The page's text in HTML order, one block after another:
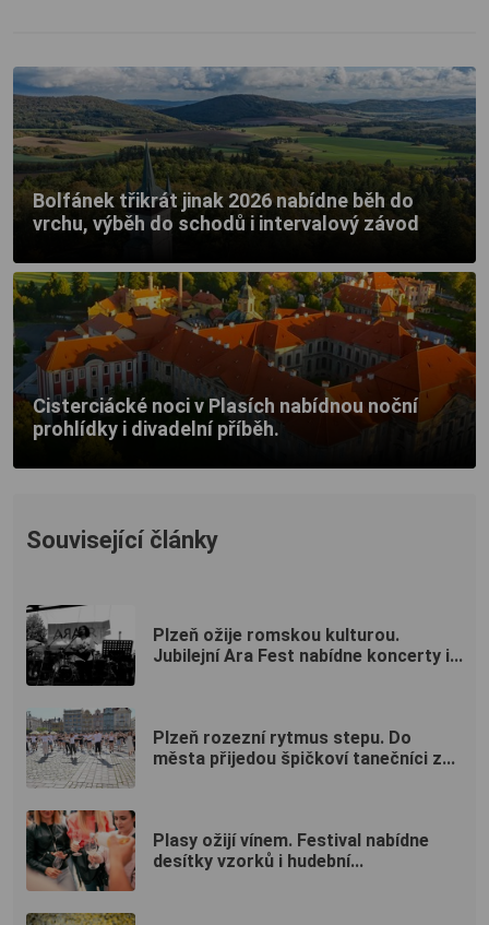
Bolfánek třikrát jinak 2026 nabídne běh do
vrchu, výběh do schodů i intervalový závod
Cisterciácké noci v Plasích nabídnou noční
prohlídky i divadelní příběh.
Související články
Plzeň ožije romskou kulturou.
Jubilejní Ara Fest nabídne koncerty i...
Plzeň rozezní rytmus stepu. Do
města přijedou špičkoví tanečníci z...
Plasy ožijí vínem. Festival nabídne
desítky vzorků i hudební...